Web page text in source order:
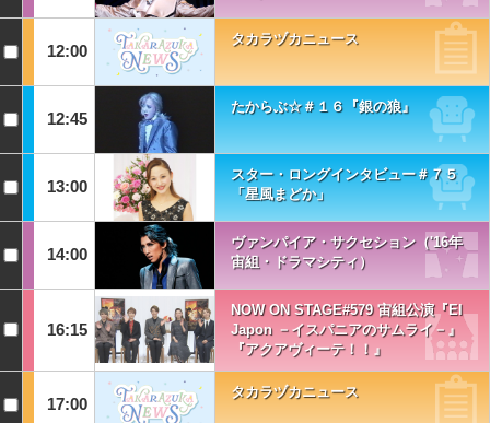
12:00
タカラヅカニュース
12:45
たからぶ☆＃１６『銀の狼』
13:00
スター・ロングインタビュー＃７５
「星風まどか」
14:00
ヴァンパイア・サクセション（'16年
宙組・ドラマシティ）
16:15
NOW ON STAGE#579 宙組公演『El
Japon －イスパニアのサムライ－』
『アクアヴィーテ！！』
17:00
タカラヅカニュース